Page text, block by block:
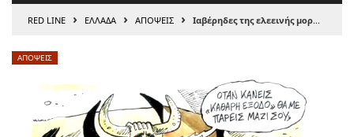
RED LINE › ΕΛΛΑΔΑ › ΑΠΟΨΕΙΣ › Ιαβέρηδες της ελεεινής μορφής
ΑΠΟΨΕΙΣ